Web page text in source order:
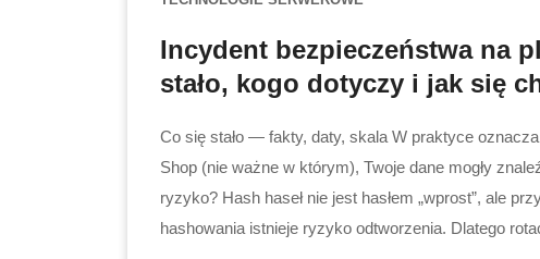
Incydent bezpieczeństwa na
stało, kogo dotyczy i jak się
Co się stało — fakty, daty, skala W praktyce
Shop (nie ważne w którym), Twoje dane mogły
ryzyko? Hash haseł nie jest hasłem „wprost”, ale
hashowania istnieje ryzyko odtworzenia. Dlatego